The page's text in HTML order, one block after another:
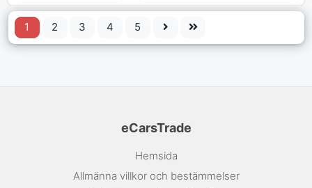
1 2 3 4 5
eCarsTrade
Hemsida
Allmänna villkor och bestämmelser